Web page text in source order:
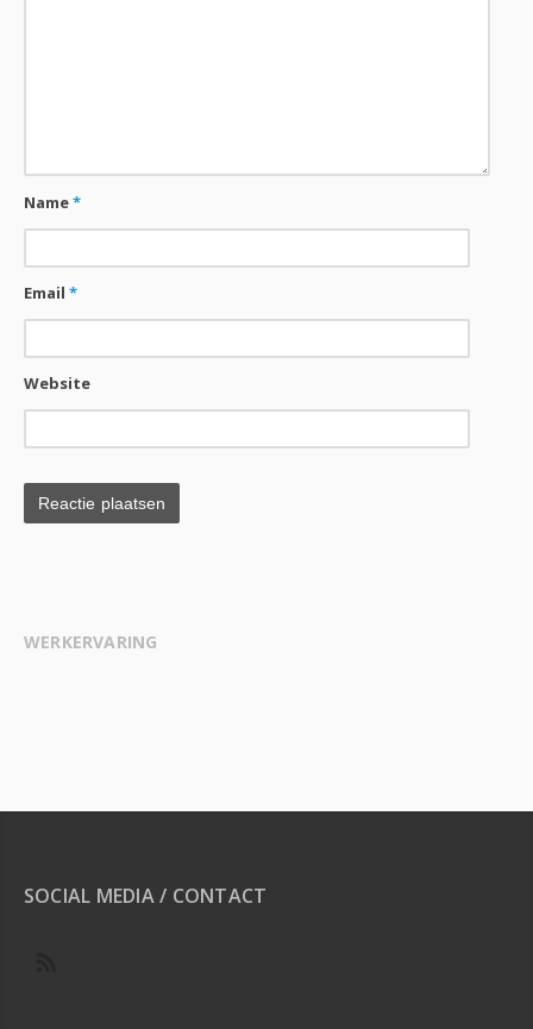
Name*
Email*
Website
WERKERVARING
SOCIAL MEDIA / CONTACT